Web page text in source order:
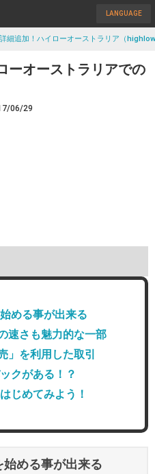
LANGUAGE
詳細追加！ハイローオーストラリア（
ーオーストラリアでの
06/29
める事が出来る
速さも魅力的な一部
」を利用した取引
クがある！？
じめてみよう！
める事が出来る